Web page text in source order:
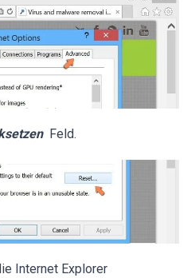
Feld.
Internet Explorer